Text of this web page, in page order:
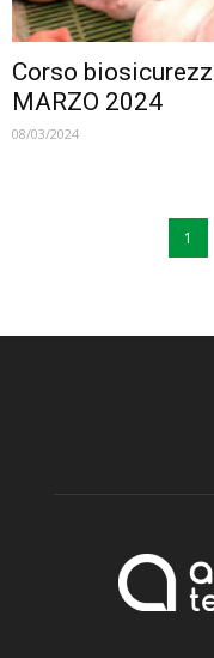
Corso
MARZO 2024
08/03/2024
1